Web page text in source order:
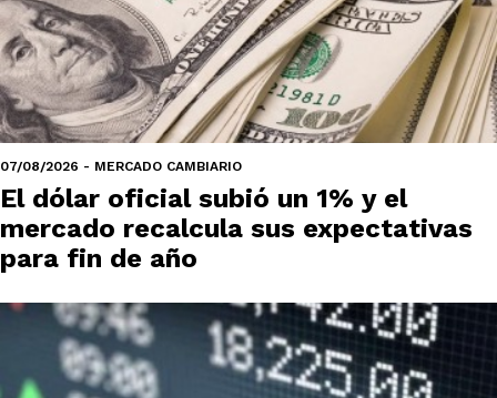
07/08/2026 - MERCADO CAMBIARIO
El dólar oficial subió un 1% y el
mercado recalcula sus expectativas
para fin de año